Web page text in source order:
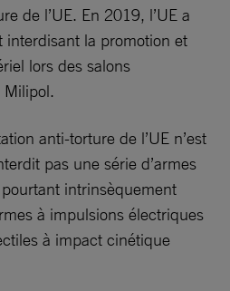
de l’UE. En 2019, l’UE a
interdisant la promotion et
lors des salons
Milipol.
anti-torture de l’UE n’est
pas une série d’armes
intrinsèquement
à impulsions électriques
à impact cinétique